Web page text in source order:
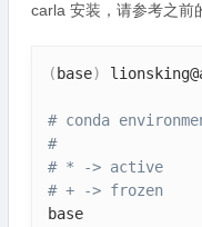
carla 安装，请参考之前
( base)
# conda
#
# * -> active
# + -> frozen
base